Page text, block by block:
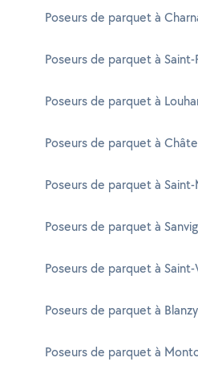
Poseurs de parquet à
Poseurs de parquet à Saint-
Poseurs de parquet à
Poseurs de parquet à
Poseurs de parquet à
Poseurs de parquet à
Poseurs de parquet à Saint-
Poseurs de parquet à Blanzy
Poseurs de parquet à